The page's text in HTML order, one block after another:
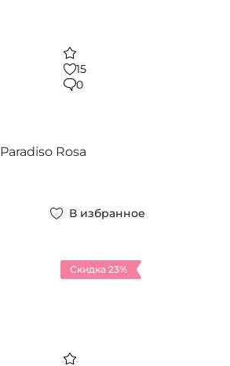
15
0
Paradiso Rosa
В избранное
Скидка 23%